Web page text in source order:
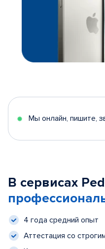
Мы онлайн, пишите,
В сервисах
4 года средний опыт
Аттестация со